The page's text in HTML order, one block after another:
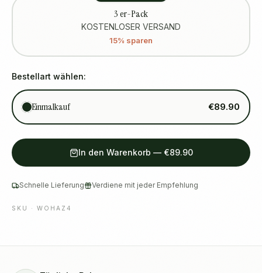
3 er-Pack
KOSTENLOSER VERSAND
15% sparen
Bestellart wählen:
Einmalkauf €89.90
In den Warenkorb — €89.90
Schnelle Lieferung Verdiene mit jeder Empfehlung
SKU · WOHAZ4